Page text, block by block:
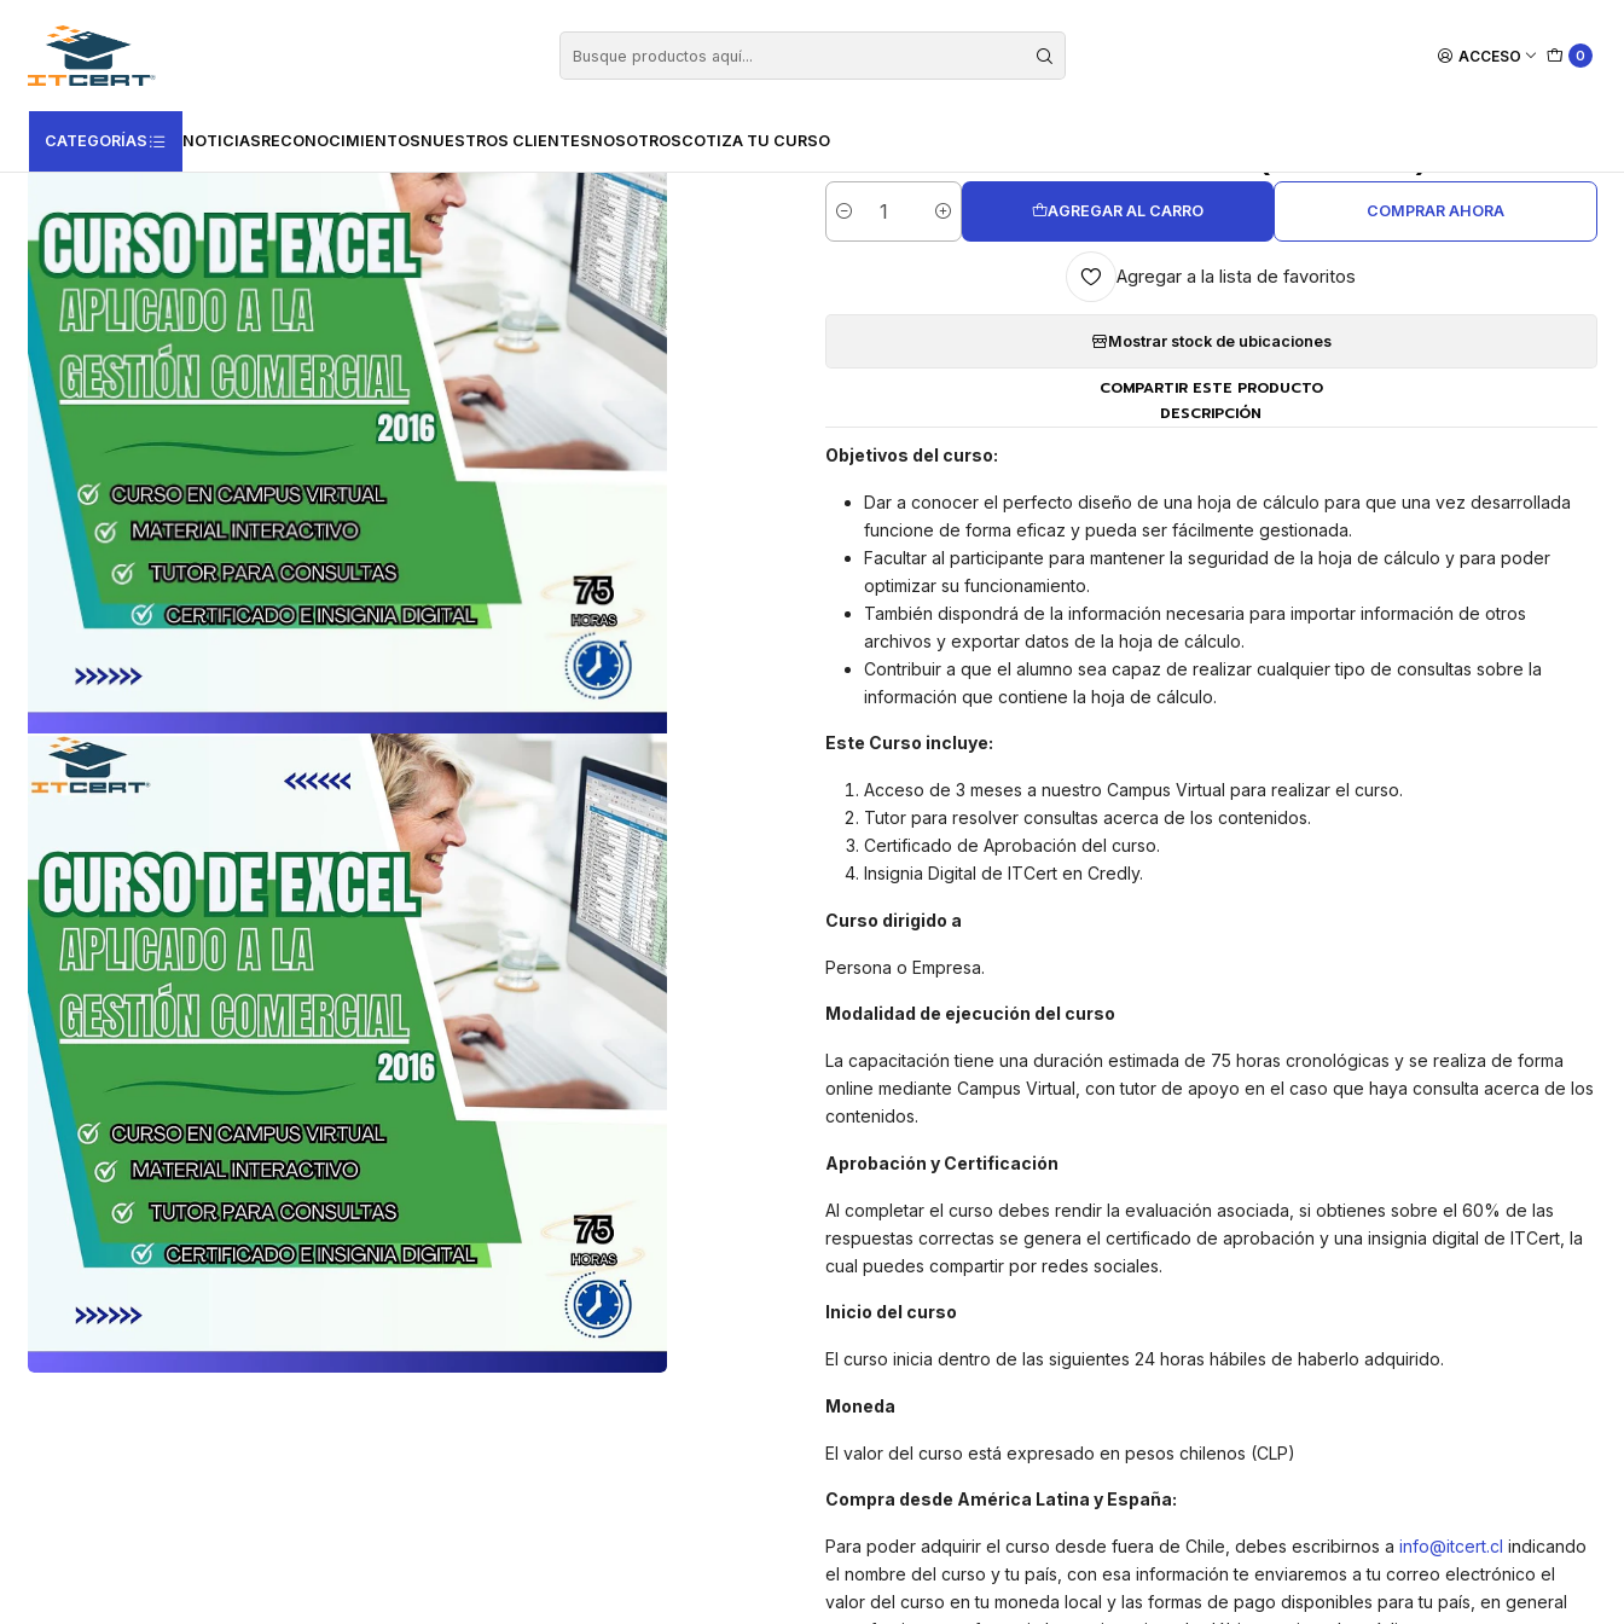
ACCESO 0
CATEGORÍAS NOTICIASRECONOCIMIENTOSNUESTROS CLIENTESNOSOTROSCOTIZA TU CURSO
Inicio
Cantidad
AGREGAR AL CARRO COMPRAR AHORA
Agregar a la lista de favoritos
Mostrar stock de ubicaciones
COMPARTIR ESTE PRODUCTO
DESCRIPCIÓN
Objetivos del curso:
Dar a conocer el perfecto diseño de una hoja de cálculo para que una vez desarrollada
funcione de forma eficaz y pueda ser fácilmente gestionada.
Facultar al participante para mantener la seguridad de la hoja de cálculo y para poder
optimizar su funcionamiento.
También dispondrá de la información necesaria para importar información de otros
archivos y exportar datos de la hoja de cálculo.
Contribuir a que el alumno sea capaz de realizar cualquier tipo de consultas sobre la
información que contiene la hoja de cálculo.
Este Curso incluye:
Acceso de 3 meses a nuestro Campus Virtual para realizar el curso.
Tutor para resolver consultas acerca de los contenidos.
Certificado de Aprobación del curso.
Insignia Digital de ITCert en Credly.
Curso dirigido a
Persona o Empresa.
Modalidad de ejecución del curso
La capacitación tiene una duración estimada de 75 horas cronológicas y se realiza de forma
online mediante Campus Virtual, con tutor de apoyo en el caso que haya consulta acerca de los
contenidos.
Aprobación y Certificación
Al completar el curso debes rendir la evaluación asociada, si obtienes sobre el 60% de las
respuestas correctas se genera el certificado de aprobación y una insignia digital de ITCert, la
cual puedes compartir por redes sociales.
Inicio del curso
El curso inicia dentro de las siguientes 24 horas hábiles de haberlo adquirido.
Moneda
El valor del curso está expresado en pesos chilenos (CLP)
Compra desde América Latina y España:
Para poder adquirir el curso desde fuera de Chile, debes escribirnos a info@itcert.cl indicando
el nombre del curso y tu país, con esa información te enviaremos a tu correo electrónico el
valor del curso en tu moneda local y las formas de pago disponibles para tu país, en general